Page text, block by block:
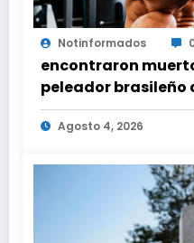
Notinformados
encontraron
peleador brasileño
Agosto 4, 2026